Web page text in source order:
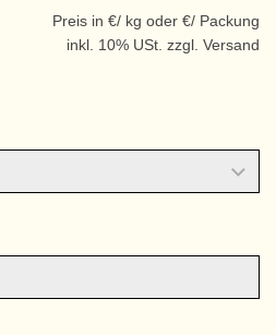
Preis in €/ kg oder €/ Packung
inkl. 10% USt. zzgl. Versand